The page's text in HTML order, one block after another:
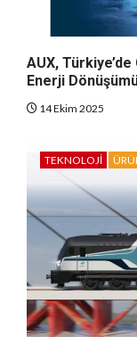
AUX,
Enerji
14 Ekim 2025
TEKNOLOJI